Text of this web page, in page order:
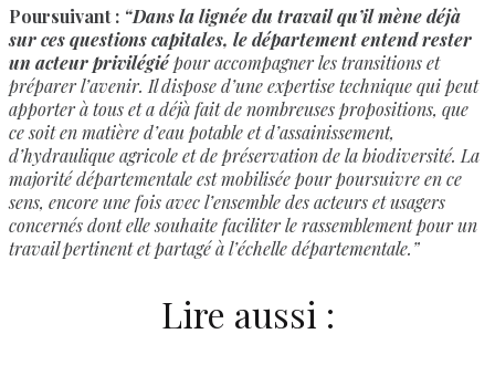
Poursuivant : “Dans la lignée du travail qu’il mène déjà
sur ces questions capitales, le département entend rester
un acteur privilégiépour accompagner les transitions et
préparer l’avenir. Il dispose d’une expertise technique qui peut
apporter à tous et a déjà fait de nombreuses propositions, que
ce soit en matière d’eau potable et d’assainissement,
d’hydraulique agricole et de préservation de la biodiversité. La
majorité départementale est mobilisée pour poursuivre en ce
sens, encore une fois avec l’ensemble des acteurs et usagers
concernés dont elle souhaite faciliter le rassemblement pour un
travail pertinent et partagé à l’échelle départementale.”
Lire aussi :